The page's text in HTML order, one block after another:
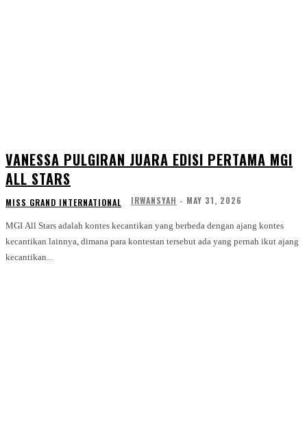
VANESSA PULGIRAN JUARA EDISI PERTAMA MGI
ALL STARS
MISS GRAND INTERNATIONAL IRWANSYAH - MAY 31, 2026
MGI All Stars adalah kontes kecantikan yang berbeda dengan ajang kontes
kecantikan lainnya, dimana para kontestan tersebut ada yang pernah ikut ajang
kecantikan...